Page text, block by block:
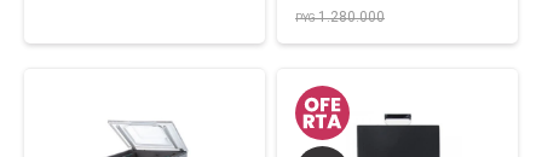
PYG1.280.000